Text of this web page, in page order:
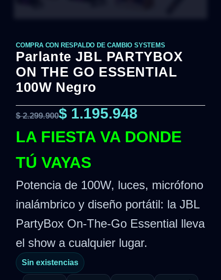
COMPRA CON RESPALDO DE CAMBIO SYSTEMS
Parlante JBL PARTYBOX
ON THE GO ESSENTIAL
100W Negro
$2.299.900$ 1.195.948
LA FIESTA VA DONDE
TÚ VAYAS
Potencia de 100W, luces, micrófono
inalámbrico y diseño portátil: la JBL
PartyBox On-The-Go Essential lleva
el show a cualquier lugar.
Sin existencias